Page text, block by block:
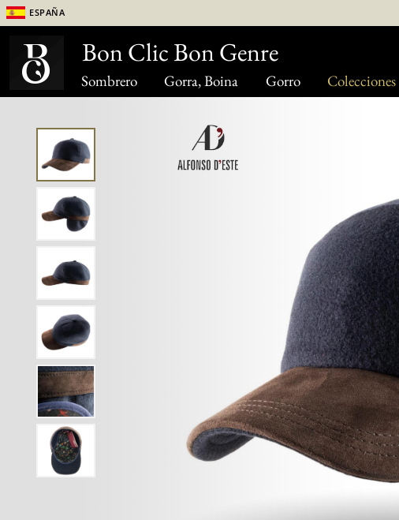
Sombrero Gorra, Boina Gorro Colecciones
España
Bon Clic Bon Genre